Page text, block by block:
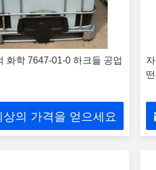
화학 7647-01-0 하크들 공업
상의 가격을 얻으세요